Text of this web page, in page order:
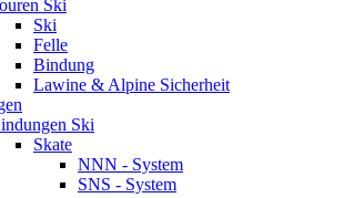
Ski
Ski
Felle
Bindung
Lawine & Alpine Sicherheit
Ski
Skate
NNN - System
SNS - System